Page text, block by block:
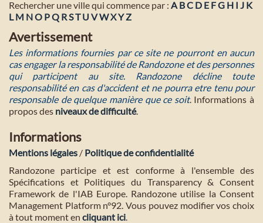
Rechercher une ville qui commence par : A BC D E FG H I J K
L M NO PQ R ST U VWXY Z
Avertissement
Les informations fournies par ce site ne pourront en aucun
cas engager la responsabilité de Randozone et des personnes
qui participent au site. Randozone décline toute
responsabilité en cas d'accident et ne pourra etre tenu pour
responsable de quelque manière que ce soit. Informations à
propos des niveaux de difficulté.
Informations
Mentions légales / Politique de confidentialité
Randozone participe et est conforme à l'ensemble des
Spécifications et Politiques du Transparency & Consent
Framework de l'IAB Europe. Randozone utilise la Consent
Management Platform n°92. Vous pouvez modifier vos choix
à tout moment en cliquant ici